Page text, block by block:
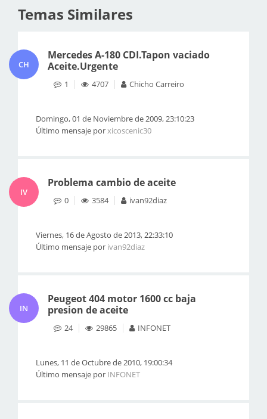
Temas Similares
CH
Mercedes A-180 CDI.Tapon vaciado
Aceite.Urgente
1 4707 Chicho Carreiro
Domingo, 01 de Noviembre de 2009, 23:10:23
Último mensaje porxicoscenic30
IV
Problema cambio de aceite
0 3584 ivan92diaz
Viernes, 16 de Agosto de 2013, 22:33:10
Último mensaje por ivan92diaz
IN
Peugeot 404 motor 1600 cc baja
presion de aceite
24 29865 INFONET
Lunes, 11 de Octubre de 2010, 19:00:34
Último mensaje por INFONET